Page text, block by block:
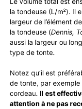
la tondeuse (L/m²). Il
largeur de l’élément
la tondeuse (Dennis,
aussi la largeur ou
type de tonte.
Notez qu’il est
de tonte, par
cordeau. Il est
attention à ne pas